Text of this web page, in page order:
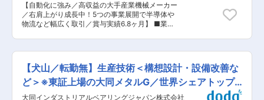
ら考課者やマネージャーと面談を行い、評価をし
ます。 ■当社の魅力： ・当社が運営するホール
は、木造建築のあたたかみと高い天井が生み出す
開放感にあふれています。さらに距離感を保った
る設計になっています。 ・「パチンコ業界もホテ
ルのような接客に」という風潮が強まるなか、イ
クサムは地域の一部である自覚をもって「一歩踏
み込んだ接客」を実践しています。型にはまった
【自動化に強み／高収益の大手産業機械メーカー
／右肩上がり成長中！5つの事業展開で半導体や
物流など幅広く取引／賞与実績6.8ヶ月】 ■業務
機器に関して生成AIを用いた改善や最適搬送経路
設計を行っていただきます。 ■業務詳細： ◇生
成AI ・生成AI技術を用いた業務効率改善の設計、
開発、実装 ・他部門と連携してAIソリューション
を提供 ◇最適搬送経路設計 ・物流や搬送システ
【犬山／転勤無】生産技術＜構想設計・設備改善な
ど＞※東証上場の大同メタルG／世界シェアトップ
クラス
大同インダストリアルベアリングジャパン株式会社